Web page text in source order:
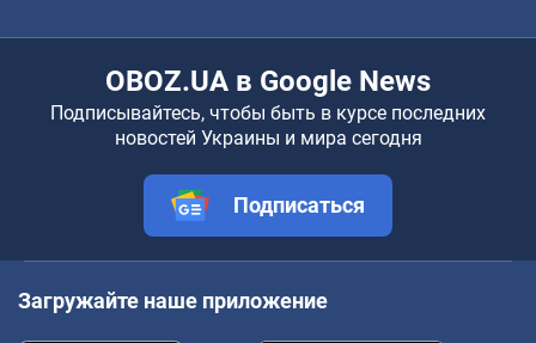
OBOZ.UA в Google News
Подписывайтесь, чтобы быть в курсе последних
новостей Украины и мира сегодня
Подписаться
Загружайте наше приложение